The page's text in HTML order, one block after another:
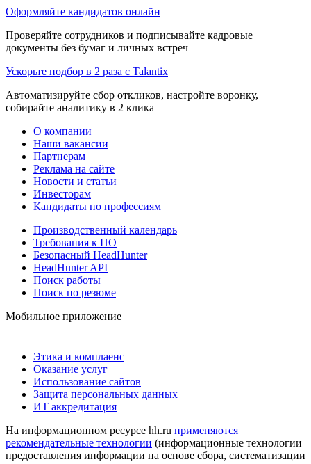
Оформляйте кандидатов онлайн
Проверяйте сотрудников и подписывайте кадровые
документы без бумаг и личных встреч
Ускорьте подбор в 2 раза с Talantix
Автоматизируйте сбор откликов, настройте воронку,
собирайте аналитику в 2 клика
О компании
Наши вакансии
Партнерам
Реклама на сайте
Новости и статьи
Инвесторам
Кандидаты по профессиям
Производственный календарь
Требования к ПО
Безопасный HeadHunter
HeadHunter API
Поиск работы
Поиск по резюме
Мобильное приложение
Этика и комплаенс
Оказание услуг
Использование сайтов
Защита персональных данных
ИТ аккредитация
На информационном ресурсе hh.ru применяются
рекомендательные технологии (информационные технологии
предоставления информации на основе сбора, систематизации